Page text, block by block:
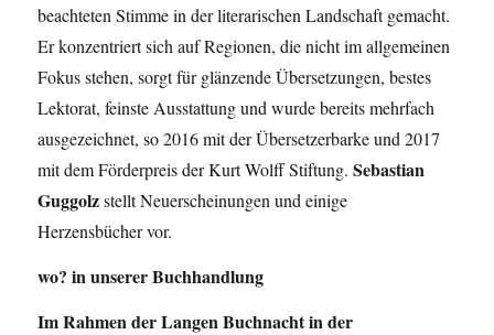
beachteten Stimme in der literarischen Landschaft gemacht.
Er konzentriert sich auf Regionen, die nicht im allgemeinen
Fokus stehen, sorgt für glänzende Übersetzungen, bestes
Lektorat, feinste Ausstattung und wurde bereits mehrfach
ausgezeichnet, so 2016 mit der Übersetzerbarke und 2017
mit dem Förderpreis der Kurt Wolff Stiftung.Sebastian
Guggolzstellt Neuerscheinungen und einige
Herzensbücher vor.
wo? in unserer Buchhandlung
Im Rahmen der Langen Buchnacht in der